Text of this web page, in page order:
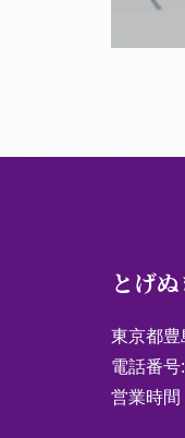
とげ
東京都豊
電話番号:
営業時間